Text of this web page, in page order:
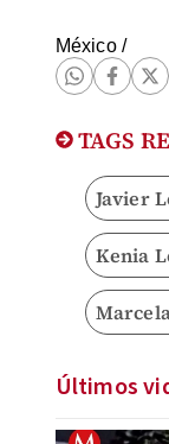
México/
TAGS
Javier
Kenia
Últimos